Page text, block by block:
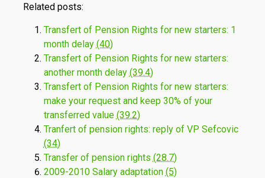
Related posts:
Transfert of Pension Rights for new starters: 1
month delay (40)
Transfert of Pension Rights for new starters:
another month delay (39.4)
Transfert of Pension Rights for new starters:
make your request and keep 30% of your
transferred value (39.2)
Tranfert of pension rights: reply of VP Sefcovic
(34)
Transfer of pension rights (28.7)
2009-2010 Salary adaptation (5)